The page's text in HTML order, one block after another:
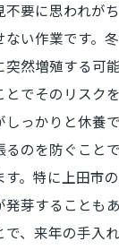
要に思われが
い作業です。
突然増殖する可
でそのリスク
しっかりと休養
のを防ぐこと
。特に上田市
発芽することも
で、来年の手入